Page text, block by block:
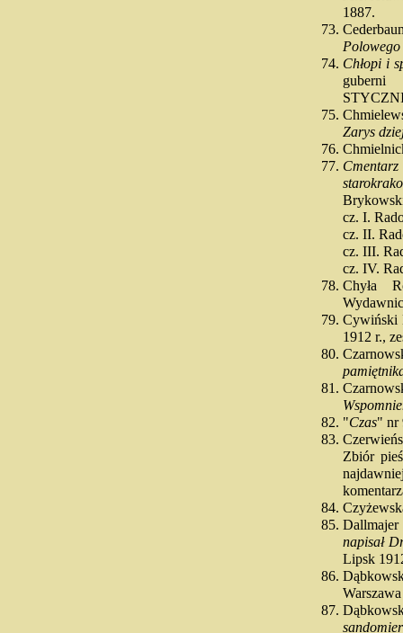
1887.
Chłopi i
guberni
Zarys
cz. I.
cz. II.
cz. III.
cz. IV.
Chyła
1912 r.,
"Czas" nr
Zbiór
napisał
Lipsk